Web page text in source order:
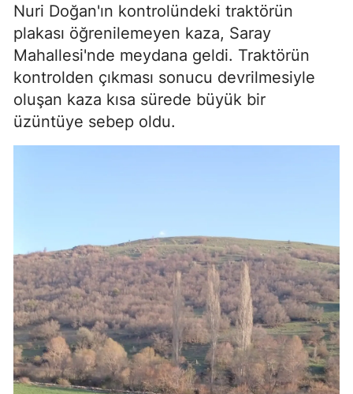
Nuri Doğan'ın kontrolündeki traktörün
plakası öğrenilemeyen kaza, Saray
Mahallesi'nde meydana geldi. Traktörün
kontrolden çıkması sonucu devrilmesiyle
oluşan kaza kısa sürede büyük bir
üzüntüye sebep oldu.